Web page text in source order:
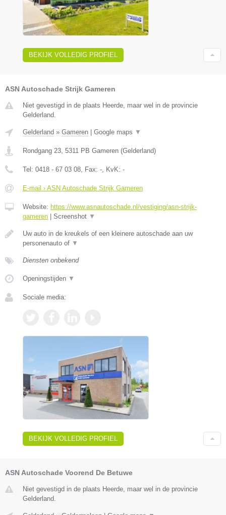
BEKIJK VOLLEDIG PROFIEL
ASN Autoschade Strijk Gameren
Niet gevestigd in de plaats Heerde, maar wel in de provincie
Gelderland.
Gelderland » Gameren | Google maps ▼
Rondgang 23 5311 PB Gameren (Gelderland)
Tel: 0418 - 67 03 08 , Fax: - , KvK: -
E-mail › ASN Autoschade Strijk Gameren
Website: https://www.asnautoschade.nl/vestiging/asn-strijk-
gameren | Screenshot ▼
Uw auto in de kreukels of een kleinere autoschade aan uw
personenauto of ▼
Diensten onbekend
Openingstijden ▼
Sociale media:
BEKIJK VOLLEDIG PROFIEL
ASN Autoschade Voorend De Betuwe
Niet gevestigd in de plaats Heerde, maar wel in de provincie
Gelderland.